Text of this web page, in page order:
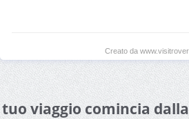
Creato da
viaggio comincia